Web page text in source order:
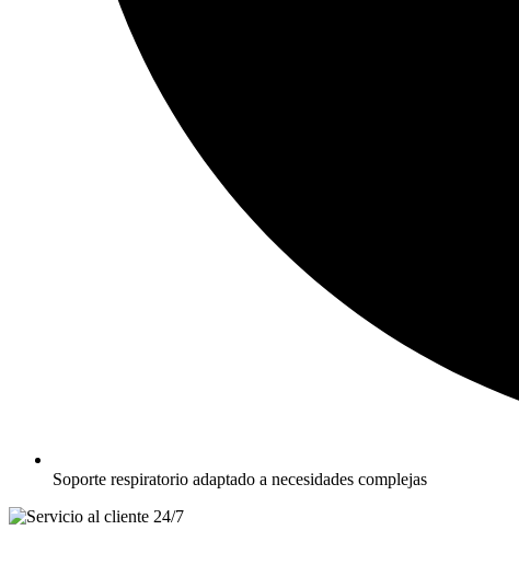
Soporte respiratorio adaptado a necesidades complejas